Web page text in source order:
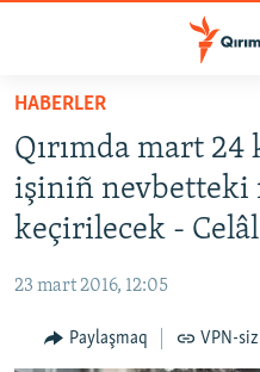
Esas
qaytmaq
Baş
navigatsiyağa
qaytmaq
Qıdıruvğa
HABERLER
SİYASET
İQTİSADİYAT
MEDENİYET
İNSAN AQLARI
HABERLER
Qırımda mart
işiniñ nevbetteki
keçirilecek - Celâl
23 mart 2016, 12:05
Paylaşmaq VPN-